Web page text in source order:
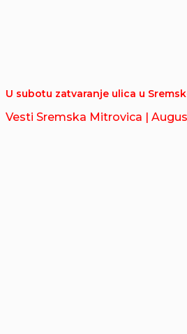
U subotu zatvaranje ulica u
Vesti Sremska Mitrovica |